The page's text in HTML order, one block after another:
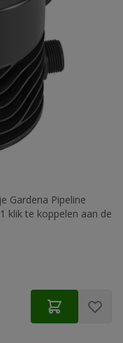
Gardena Pipeline
klik te koppelen aan de